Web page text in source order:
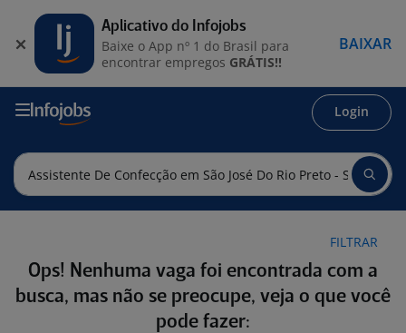
Login
FILTRAR
Ops! Nenhuma vaga foi encontrada com a
busca, mas não se preocupe, veja o que você
pode fazer:
Aplicativo do Infojobs
Baixe o App nº 1 do Brasil para
encontrar empregos GRÁTIS!!
BAIXAR